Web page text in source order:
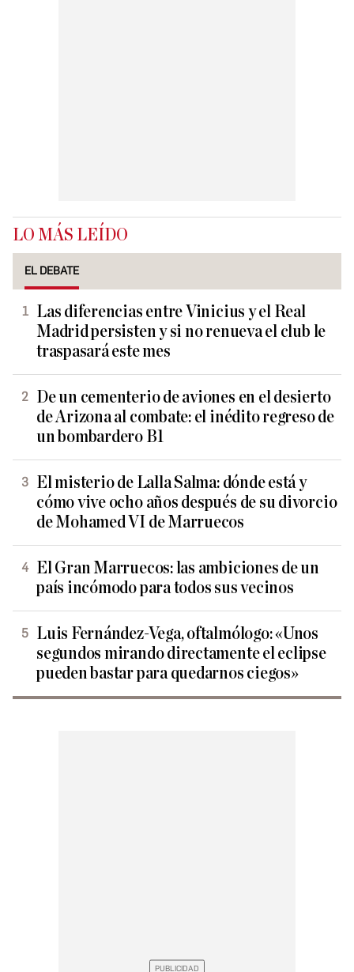
LO MÁS LEÍDO
EL DEBATE
Las diferencias entre Vinicius y el Real
Madrid persisten y si no renueva el club le
traspasará este mes
De un cementerio de aviones en el desierto
de Arizona al combate: el inédito regreso de
un bombardero B1
El misterio de Lalla Salma: dónde está y
cómo vive ocho años después de su divorcio
de Mohamed VI de Marruecos
El Gran Marruecos: las ambiciones de un
país incómodo para todos sus vecinos
Luis Fernández-Vega, oftalmólogo: «Unos
segundos mirando directamente el eclipse
pueden bastar para quedarnos ciegos»